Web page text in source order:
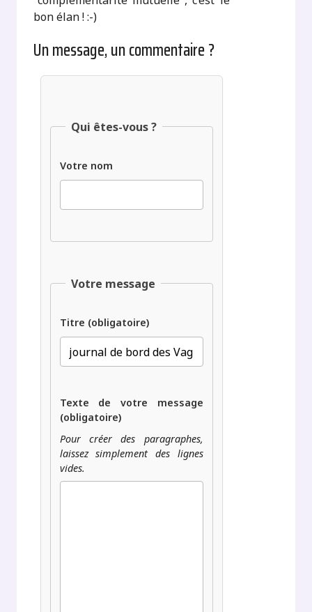
bon élan ! :-)
Un message, un commentaire ?
Qui êtes-vous ?
Votre nom
Votre message
Titre (obligatoire)
Texte de votre message
(obligatoire)
Pour créer des paragraphes,
laissez simplement des lignes
vides.